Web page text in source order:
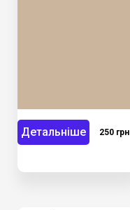
Детальніше 250 грн